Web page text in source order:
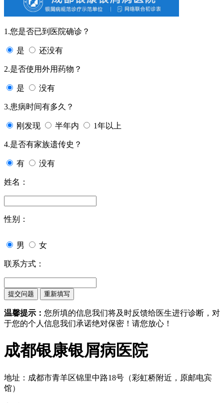
1.您是否已到医院确诊？
是 还没有
2.是否使用外用药物？
是 没有
3.患病时间有多久？
刚发现 半年内 1年以上
4.是否有家族遗传史？
有 没有
姓名：
性别：
男 女
联系方式：
温馨提示： 您所填的信息我们将及时反馈给医生进行诊断，对
于您的个人信息我们承诺绝对保密！请您放心！
成都银康银屑病医院
地址：成都市青羊区锦里中路18号（彩虹桥附近，原邮电宾
馆）